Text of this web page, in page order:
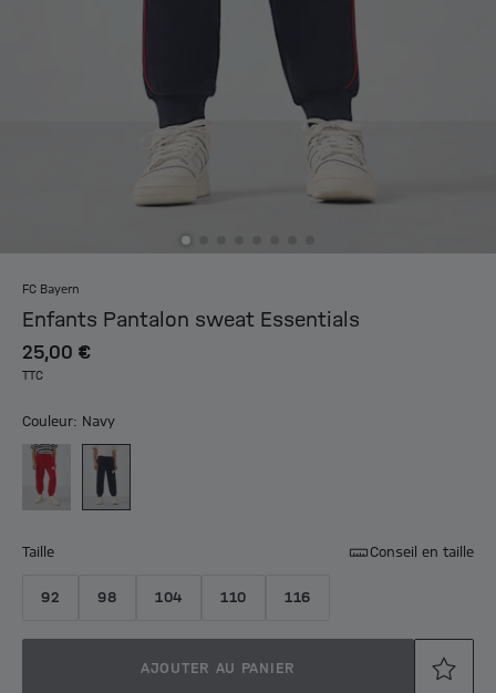
FC Bayern
Enfants Pantalon sweat Essentials
25,00 €
TTC
Couleur: Navy
Taille Conseil en taille
92 98 104 110 116
AJOUTER AU PANIER